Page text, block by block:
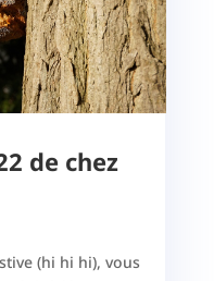
de chez
(hi hi hi), vous